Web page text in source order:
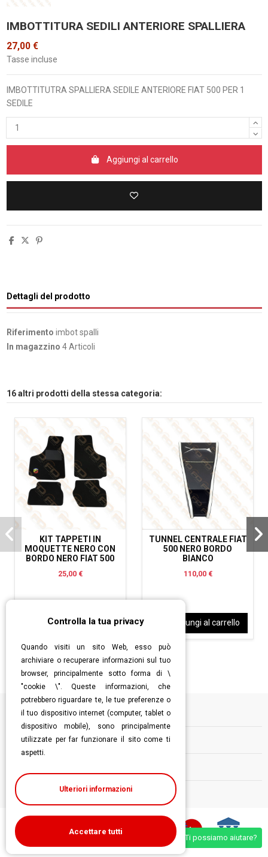
IMBOTTITURA SEDILI ANTERIORE SPALLIERA
27,00 €
Tasse incluse
IMBOTTITUTRA SPALLIERA SEDILE ANTERIORE FIAT 500 PER 1
SEDILE
Aggiungi al carrello
Dettagli del prodotto
Riferimento imbot spalli
In magazzino 4 Articoli
16 altri prodotti della stessa categoria:
KIT TAPPETI IN
MOQUETTE NERO CON
BORDO NERO FIAT 500
25,00 €
Aggiungi al carrello
TUNNEL CENTRALE FIAT
500 NERO BORDO
BIANCO
110,00 €
Aggiungi al carrello
Informazioni
Follow us
Ti possiamo aiutare?
Controlla la tua privacy
Quando visiti un sito Web, esso può
archiviare o recuperare informazioni sul tuo
browser, principalmente sotto forma di \
"cookie \". Queste informazioni, che
potrebbero riguardare te, le tue preferenze o
il tuo dispositivo internet (computer, tablet o
dispositivo mobile), sono principalmente
utilizzate per far funzionare il sito come ti
aspetti.
Ulteriori informazioni
Accettare tutti